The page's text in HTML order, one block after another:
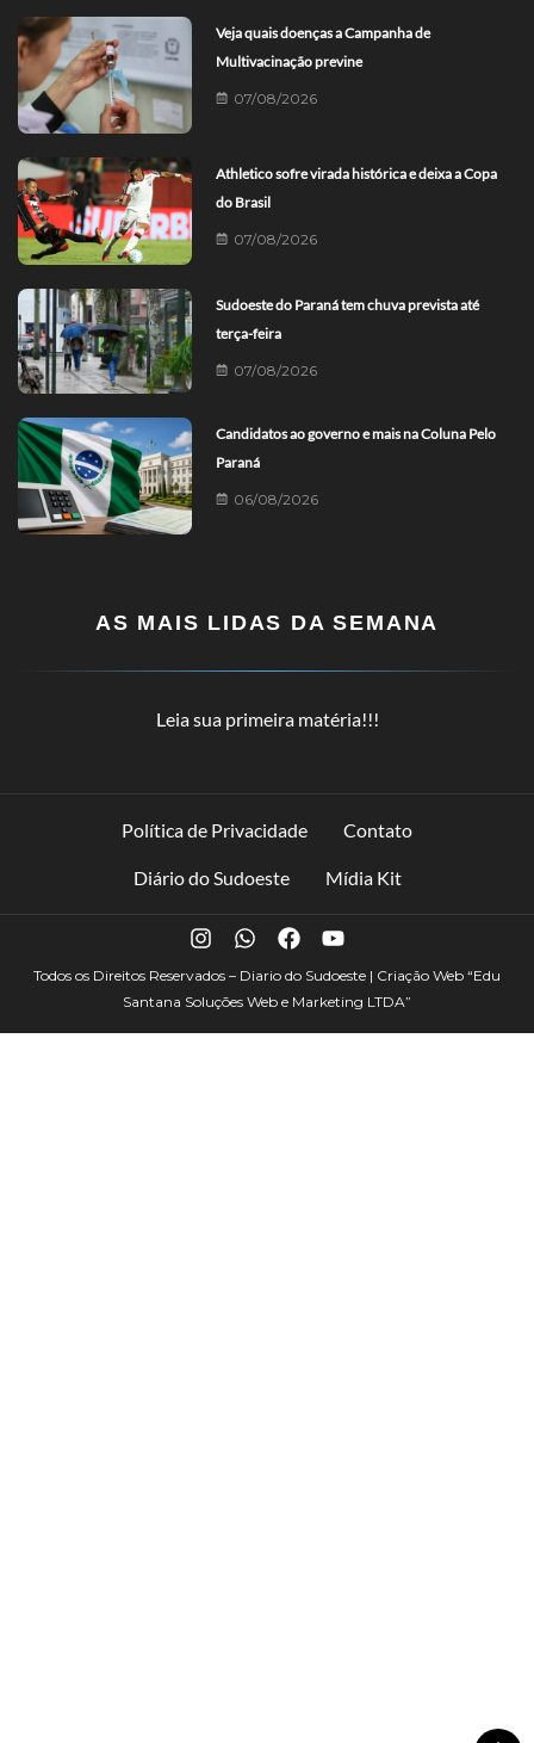
Veja quais doenças a Campanha de
Multivacinação previne
07/08/2026
Athletico sofre virada histórica e deixa a Copa
do Brasil
07/08/2026
Sudoeste do Paraná tem chuva prevista até
terça-feira
07/08/2026
Candidatos ao governo e mais na Coluna Pelo
Paraná
06/08/2026
AS MAIS LIDAS DA SEMANA
Leia sua primeira matéria!!!
Política de Privacidade Contato
Diário do Sudoeste Mídia Kit
Todos os Direitos Reservados – Diario do Sudoeste | Criação Web “Edu
Santana Soluções Web e Marketing LTDA”